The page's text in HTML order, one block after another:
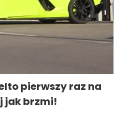
pierwszy raz na
jak brzmi!